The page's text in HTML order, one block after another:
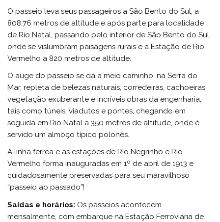
O passeio leva seus passageiros a São Bento do Sul, a
808,76 metros de altitude e após parte para localidade
de Rio Natal, passando pelo interior de São Bento do Sul,
onde se vislumbram paisagens rurais e a Estação de Rio
Vermelho a 820 metros de altitude.
O auge do passeio se dá a meio caminho, na Serra do
Mar, repleta de belezas naturais, corredeiras, cachoeiras,
vegetação exuberante e incríveis obras da engenharia,
tais como túneis, viadutos e pontes, chegando em
seguida em Rio Natal a 350 metros de altitude, onde é
servido um almoço típico polonês.
A linha férrea e as estações de Rio Negrinho e Rio
Vermelho forma inauguradas em 1º de abril de 1913 e
cuidadosamente preservadas para seu maravilhoso
“passeio ao passado”!
Saídas e horários: Os passeios acontecem
mensalmente, com embarque na Estação Ferroviária de